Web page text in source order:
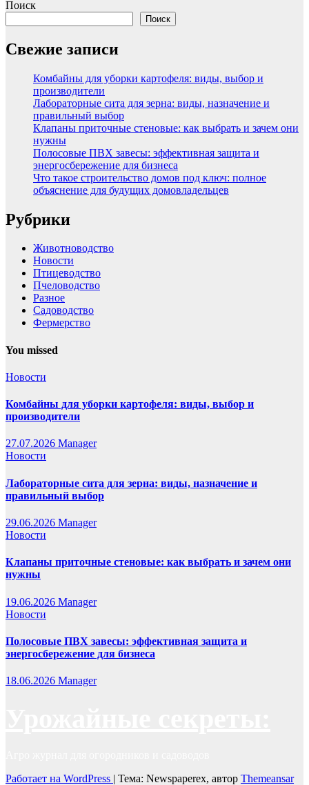
Поиск
Поиск
Свежие записи
Комбайны для уборки картофеля: виды, выбор и
производители
Лабораторные сита для зерна: виды, назначение и
правильный выбор
Клапаны приточные стеновые: как выбрать и зачем они
нужны
Полосовые ПВХ завесы: эффективная защита и
энергосбережение для бизнеса
Что такое строительство домов под ключ: полное
объяснение для будущих домовладельцев
Рубрики
Животноводство
Новости
Птицеводство
Пчеловодство
Разное
Садоводство
Фермерство
You missed
Новости
Комбайны для уборки картофеля: виды, выбор и
производители
27.07.2026 Manager
Новости
Лабораторные сита для зерна: виды, назначение и
правильный выбор
29.06.2026 Manager
Новости
Клапаны приточные стеновые: как выбрать и зачем они
нужны
19.06.2026 Manager
Новости
Полосовые ПВХ завесы: эффективная защита и
энергосбережение для бизнеса
18.06.2026 Manager
Работает на WordPress | Тема: Newspaperex, автор Themeansar